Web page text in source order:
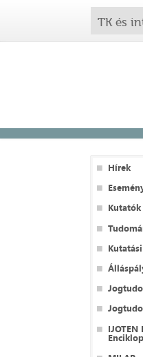
TK és
Hírek
Kutatók